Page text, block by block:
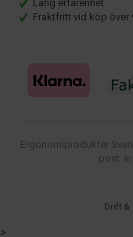
Lång erfarenhet
Fraktfritt vid köp över
Ergonomiprodukter
post.
Drift
>